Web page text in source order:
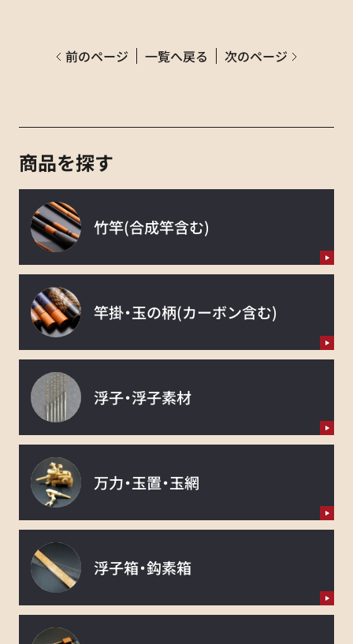
前のページ 一覧へ戻る 次のページ
商品を探す
竹竿(合成竿含む)
竿掛・玉の柄(カーボン含む)
浮子・浮子素材
万力・玉置・玉網
浮子箱・鈎素箱